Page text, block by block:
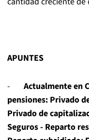
APUNTES
- Actualmente en
pensiones: Privado
Privado de
Seguros- Reparto